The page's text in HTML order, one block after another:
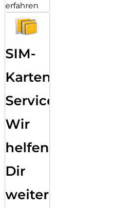
erfahren
SIM-
Karten
Service:
Wir
helfen
Dir
weiter